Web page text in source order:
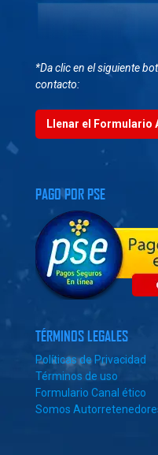
*Da clic en el siguiente
contacto:
Llenar el Formulario
PAGO POR PSE
TÉRMINOS LEGALES
Políticas de Privacidad
Términos de uso
Formulario Canal ético
Somos